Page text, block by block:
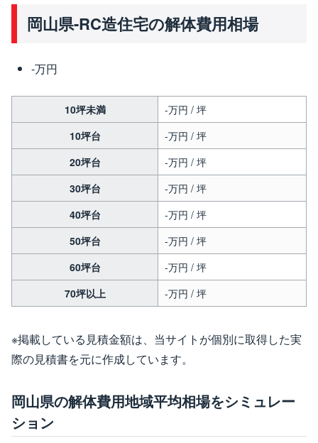
岡山県-RC造住宅の解体費用相場
-万円
10坪未満
-万円 / 坪
10坪台
-万円 / 坪
20坪台
-万円 / 坪
30坪台
-万円 / 坪
40坪台
-万円 / 坪
50坪台
-万円 / 坪
60坪台
-万円 / 坪
70坪以上
-万円 / 坪
※掲載している見積金額は、当サイトが個別に取得した実
際の見積書を元に作成しています。
岡山県の解体費用地域平均相場をシミュレー
ション